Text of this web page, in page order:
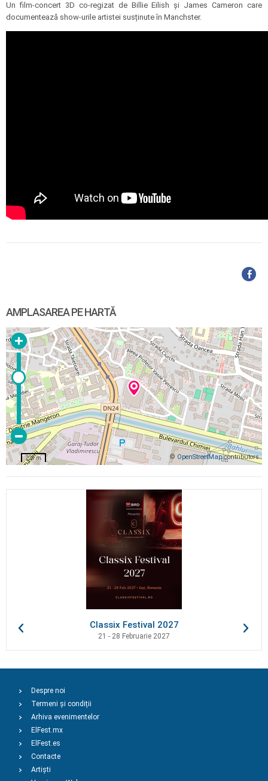
Un film-concert 3D co-regizat de Billie Eilish și James Cameron care
documentează show-urile artistei susținute în Manchster.
AMPLASAREA PE HARTĂ
© OpenStreetMapcontributors
200 m
Classix Festival 2027
21 - 28 Februarie 2027
Despre noi
Termeni și condiții
Arhiva evenimentelor
ElFest.mx
ElFest.es
Contacte
Artiști